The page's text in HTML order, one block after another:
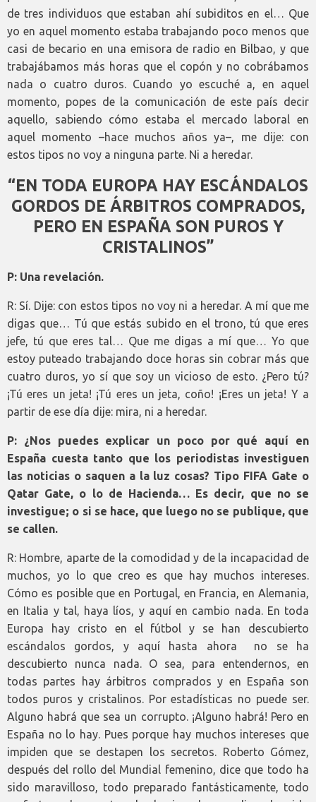
de tres individuos que estaban ahí subiditos en el… Que
yo en aquel momento estaba trabajando poco menos que
casi de becario en una emisora de radio en Bilbao, y que
trabajábamos más horas que el copón y no cobrábamos
nada o cuatro duros. Cuando yo escuché a, en aquel
momento, popes de la comunicación de este país decir
aquello, sabiendo cómo estaba el mercado laboral en
aquel momento –hace muchos años ya–, me dije: con
estos tipos no voy a ninguna parte. Ni a heredar.
“EN TODA EUROPA HAY ESCÁNDALOS
GORDOS DE ÁRBITROS COMPRADOS,
PERO EN ESPAÑA SON PUROS Y
CRISTALINOS”
P: Una revelación.
R: Sí. Dije: con estos tipos no voy ni a heredar. A mí que me
digas que… Tú que estás subido en el trono, tú que eres
jefe, tú que eres tal… Que me digas a mí que… Yo que
estoy puteado trabajando doce horas sin cobrar más que
cuatro duros, yo sí que soy un vicioso de esto. ¿Pero tú?
¡Tú eres un jeta! ¡Tú eres un jeta, coño! ¡Eres un jeta! Y a
partir de ese día dije: mira, ni a heredar.
P: ¿Nos puedes explicar un poco por qué aquí en
España cuesta tanto que los periodistas investiguen
las noticias o saquen a la luz cosas? Tipo FIFA Gate o
Qatar Gate, o lo de Hacienda… Es decir, que no se
investigue; o si se hace, que luego no se publique, que
se callen.
R: Hombre, aparte de la comodidad y de la incapacidad de
muchos, yo lo que creo es que hay muchos intereses.
Cómo es posible que en Portugal, en Francia, en Alemania,
en Italia y tal, haya líos, y aquí en cambio nada. En toda
Europa hay cristo en el fútbol y se han descubierto
escándalos gordos, y aquí hasta ahora no se ha
descubierto nunca nada. O sea, para entendernos, en
todas partes hay árbitros comprados y en España son
todos puros y cristalinos. Por estadísticas no puede ser.
Alguno habrá que sea un corrupto. ¡Alguno habrá! Pero en
España no lo hay. Pues porque hay muchos intereses que
impiden que se destapen los secretos. Roberto Gómez,
después del rollo del Mundial femenino, dice que todo ha
sido maravilloso, todo preparado fantásticamente, todo